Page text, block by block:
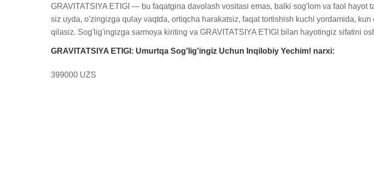
GRAVITATSIYA ETIGI — bu faqatgina davolash vositasi emas, balki sog'lom va faol
siz uyda, o'zingizga qulay vaqtda, ortiqcha harakatsiz, faqat tortishish kuchi yordamida,
qilasiz. Sog'lig'ingizga sarmoya kiriting va GRAVITATSIYA ETIGI bilan hayotingiz sifatini
GRAVITATSIYA ETIGI: Umurtqa Sog'lig'ingiz Uchun Inqilobiy Yechim! narxi:
399000 UZS